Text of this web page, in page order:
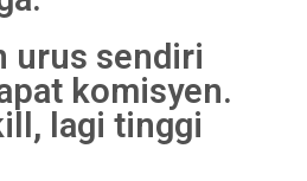
urus sendiri
komisyen.
lagi tinggi